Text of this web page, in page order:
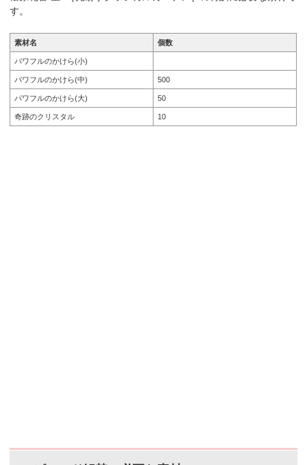
す。
素材名 個数
パワフルのかけら(小)
パワフルのかけら(中) 500
パワフルのかけら(大) 50
奇跡のクリスタル 10